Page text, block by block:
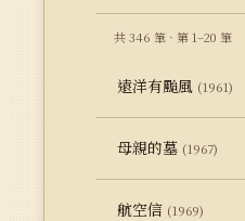
共 346 筆 · 第 1–20 筆
遠洋有颱風 (1961)
母親的墓 (1967)
航空信 (1969)